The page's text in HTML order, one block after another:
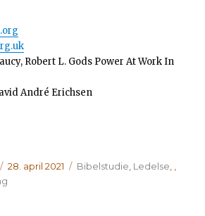
Robert L. Gods Power At Work In
André Erichsen
Publisert
28. april 2021 Kategorier
Bibelstudie Ledelse